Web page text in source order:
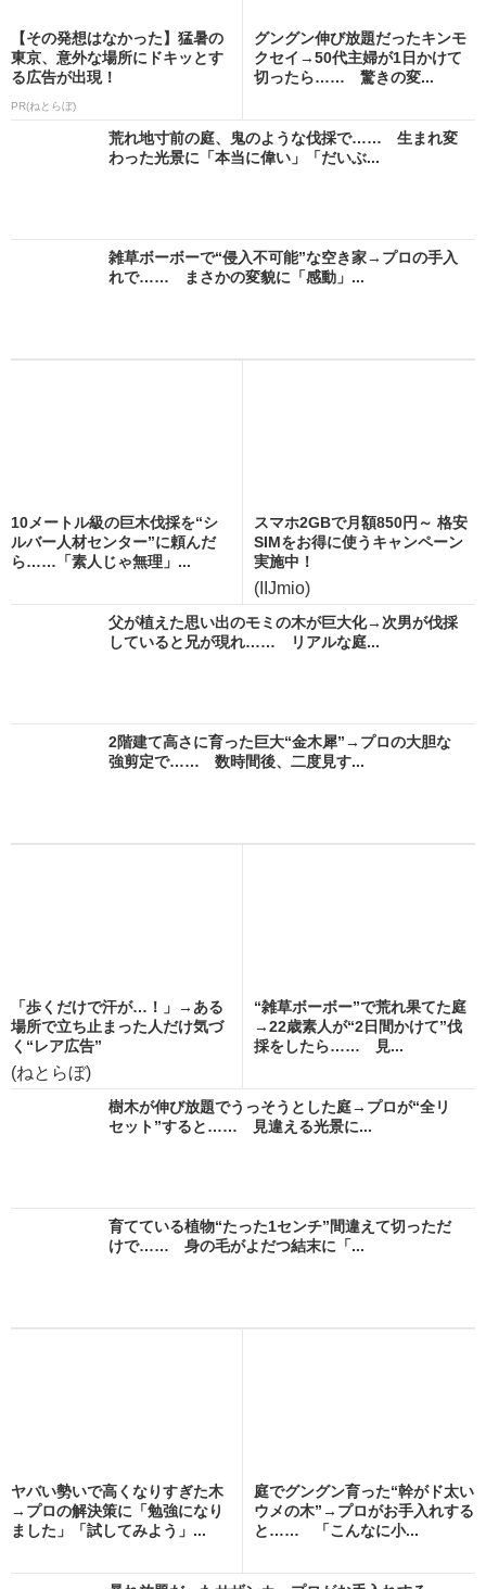
【その発想はなかった】猛暑の
東京、意外な場所にドキッとす
る広告が出現！
PR(ねとらぼ)
グングン伸び放題だったキンモ
クセイ→50代主婦が1日かけて
切ったら…… 驚きの変...
荒れ地寸前の庭、鬼のような伐採で…… 生まれ変
わった光景に「本当に偉い」「だいぶ...
雑草ボーボーで“侵入不可能”な空き家→プロの手入
れで…… まさかの変貌に「感動」...
10メートル級の巨木伐採を“シ
ルバー人材センター”に頼んだ
ら……「素人じゃ無理」...
スマホ2GBで月額850円～ 格安
SIMをお得に使うキャンペーン
実施中！
(IIJmio)
父が植えた思い出のモミの木が巨大化→次男が伐採
していると兄が現れ…… リアルな庭...
2階建て高さに育った巨大“金木犀”→プロの大胆な
強剪定で…… 数時間後、二度見す...
「歩くだけで汗が…！」→ある
場所で立ち止まった人だけ気づ
く“レア広告”
(ねとらぼ)
“雑草ボーボー”で荒れ果てた庭
→22歳素人が“2日間かけて”伐
採をしたら…… 見...
樹木が伸び放題でうっそうとした庭→プロが“全リ
セット”すると…… 見違える光景に...
育てている植物“たった1センチ”間違えて切っただ
けで…… 身の毛がよだつ結末に「...
ヤバい勢いで高くなりすぎた木
→プロの解決策に「勉強になり
ました」「試してみよう」...
庭でグングン育った“幹がド太い
ウメの木”→プロがお手入れする
と…… 「こんなに小...